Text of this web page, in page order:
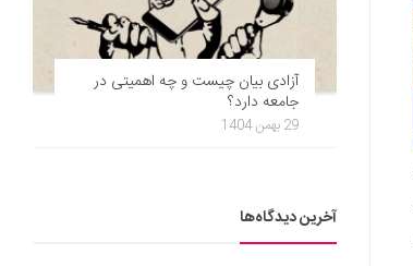
آزادی بیان چیست و چه اهمیتی در
جامعه دارد؟
29 بهمن 1404
آخرین دیدگاه‌ها